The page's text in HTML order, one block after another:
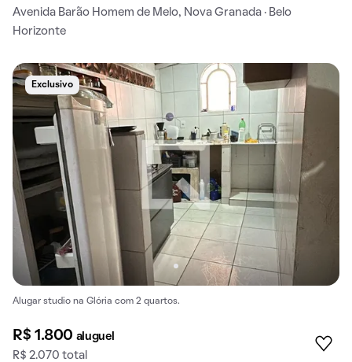
Avenida Barão Homem de Melo, Nova Granada · Belo
Horizonte
Exclusivo
Alugar studio na Glória com 2 quartos.
R$ 1.800 aluguel
R$ 2.070 total